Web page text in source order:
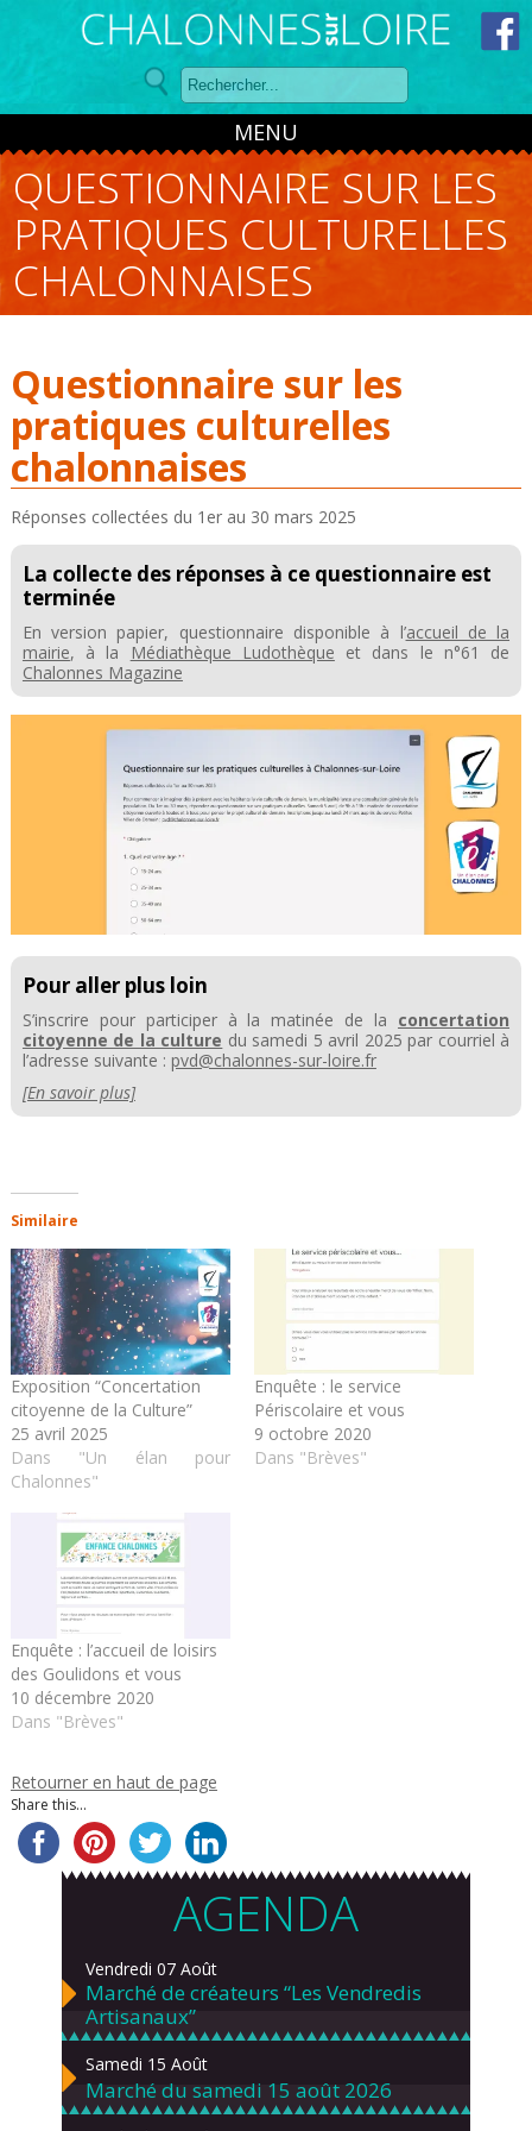
Panneau de gestion des cookies
MENU
QUESTIONNAIRE SUR LES
PRATIQUES CULTURELLES
CHALONNAISES
Questionnaire sur les
pratiques culturelles
chalonnaises
Réponses collectées du 1 er au 30 mars 2025
La collecte des réponses à ce questionnaire est
terminée
En version papier, questionnaire disponible à l’accueil de la
mairie, à la Médiathèque Ludothèque et dans le n°61 de
Chalonnes Magazine
Pour aller plus loin
S’inscrire pour participer à la matinée de la concertation
citoyenne de la culture du samedi 5 avril 2025 par courriel à
l’adresse suivante : pvd@chalonnes-sur-loire.fr
[En savoir plus]
Similaire
Exposition “Concertation
citoyenne de la Culture”
25 avril 2025
Dans "Un élan pour
Chalonnes"
Enquête : le service
Périscolaire et vous
9 octobre 2020
Dans "Brèves"
Enquête : l’accueil de loisirs
des Goulidons et vous
10 décembre 2020
Dans "Brèves"
Retourner en haut de page
Share this...
AGENDA
Vendredi 07 Août
Marché de créateurs “Les Vendredis
Artisanaux”
Samedi 15 Août
Marché du samedi 15 août 2026